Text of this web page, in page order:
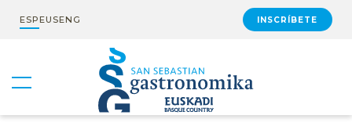
ESPEUSENG INSCRÍBETE